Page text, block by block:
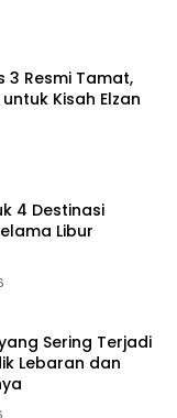
3 Resmi Tamat,
Kisah Elzan
4 Destinasi
Libur
Sering Terjadi
Lebaran dan